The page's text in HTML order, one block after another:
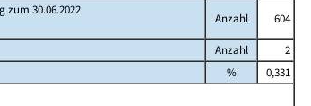
zum 30.06.2022
Anzahl 604
Anzahl
2
%
0,331